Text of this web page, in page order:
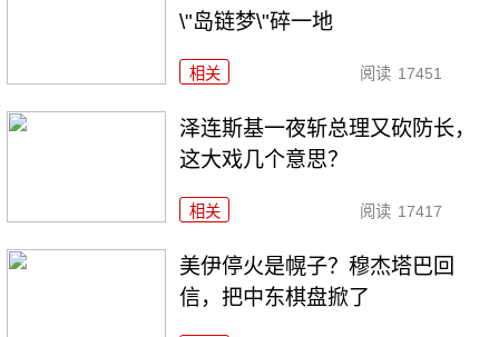
\"岛链梦\"碎一地
相关 阅读 17451
泽连斯基一夜斩总理又砍防长，
这大戏几个意思？
相关 阅读 17417
美伊停火是幌子？穆杰塔巴回
信，把中东棋盘掀了